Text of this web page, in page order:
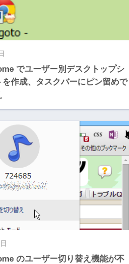
でユーザー別デスクトップシ
を作成、タスクバーにピン留めで
のユーザー切り替え機能が不